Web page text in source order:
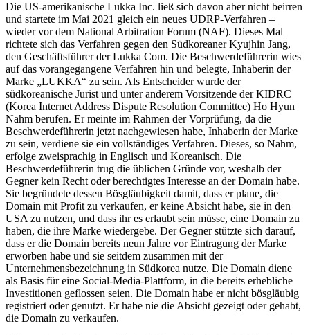
Die US-amerikanische Lukka Inc. ließ sich davon aber nicht beirren
und startete im Mai 2021 gleich ein neues UDRP-Verfahren –
wieder vor dem National Arbitration Forum (NAF). Dieses Mal
richtete sich das Verfahren gegen den Südkoreaner Kyujhin Jang,
den Geschäftsführer der Lukka Com. Die Beschwerdeführerin wies
auf das vorangegangene Verfahren hin und belegte, Inhaberin der
Marke „LUKKA“ zu sein. Als Entscheider wurde der
südkoreanische Jurist und unter anderem Vorsitzende der KIDRC
(Korea Internet Address Dispute Resolution Committee) Ho Hyun
Nahm berufen. Er meinte im Rahmen der Vorprüfung, da die
Beschwerdeführerin jetzt nachgewiesen habe, Inhaberin der Marke
zu sein, verdiene sie ein vollständiges Verfahren. Dieses, so Nahm,
erfolge zweisprachig in Englisch und Koreanisch. Die
Beschwerdeführerin trug die üblichen Gründe vor, weshalb der
Gegner kein Recht oder berechtigtes Interesse an der Domain habe.
Sie begründete dessen Bösgläubigkeit damit, dass er plane, die
Domain mit Profit zu verkaufen, er keine Absicht habe, sie in den
USA zu nutzen, und dass ihr es erlaubt sein müsse, eine Domain zu
haben, die ihre Marke wiedergebe. Der Gegner stützte sich darauf,
dass er die Domain bereits neun Jahre vor Eintragung der Marke
erworben habe und sie seitdem zusammen mit der
Unternehmensbezeichnung in Südkorea nutze. Die Domain diene
als Basis für eine Social-Media-Plattform, in die bereits erhebliche
Investitionen geflossen seien. Die Domain habe er nicht bösgläubig
registriert oder genutzt. Er habe nie die Absicht gezeigt oder gehabt,
die Domain zu verkaufen.